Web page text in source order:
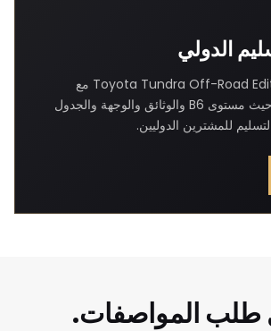
الدولي
يمكن مناقشة Toyota Tundra Off-Road Edition مع
SchutzCarr من حيث مستوى B6 والوثائق والوجهة والجدول
للمشترين الدوليين.
طلب المواصفات.